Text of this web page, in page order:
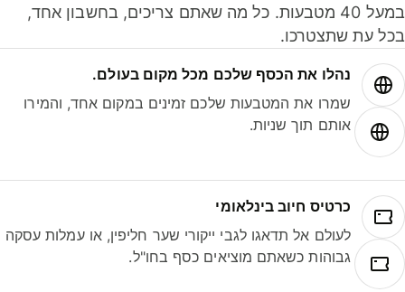
במעל 40 מטבעות. כל מה שאתם צריכים, בחשבון אחד,
עת שתצטרכו.
נהלו את הכסף שלכם מכל מקום בעולם.
שמרו את המטבעות שלכם זמינים במקום אחד, והמירו
אותם תוך שניות.
כרטיס חיוב בינלאומי
לעולם אל תדאגו לגבי ייקורי שער חליפין, או עמלות עסקה
גבוהות כשאתם מוציאים כסף בחו"ל.